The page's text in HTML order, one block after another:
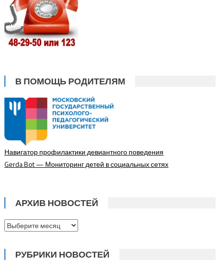
В ПОМОЩЬ РОДИТЕЛЯМ
Навигатор профилактики девиантного поведения
Gerda Bot — Мониторинг детей в социальных сетях
АРХИВ НОВОСТЕЙ
Архив
РУБРИКИ НОВОСТЕЙ